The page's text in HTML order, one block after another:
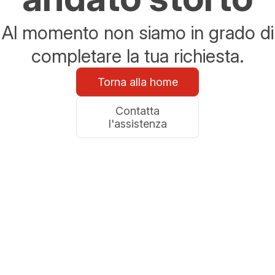
Al momento non siamo in grado di
completare la tua richiesta.
Torna alla home
Contatta
l'assistenza